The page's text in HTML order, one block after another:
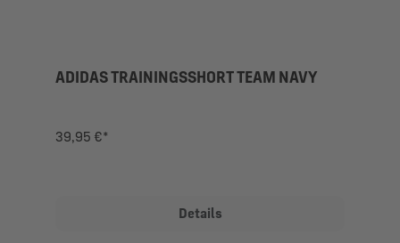
ADIDAS TRAININGSSHORT TEAM NAVY
39,95 €*
Details